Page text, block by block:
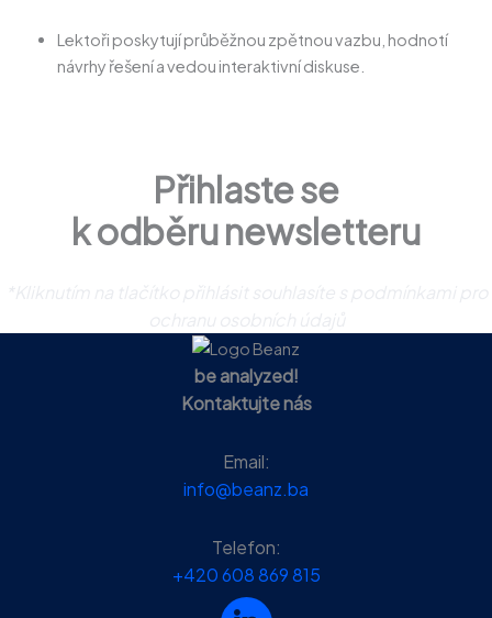
Lektoři poskytují průběžnou zpětnou vazbu, hodnotí
návrhy řešení a vedou interaktivní diskuse.
Přihlaste se
k odběru newsletteru
be analyzed!
Kontaktujte nás
Email:
info@beanz.ba
Telefon:
+420 608 869 815